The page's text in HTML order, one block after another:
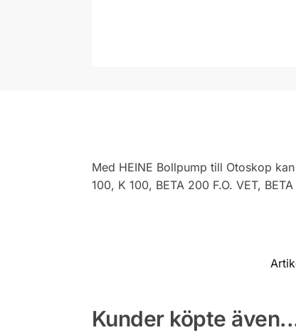
Med HEINE Bollpump till Otoskop
100, K 100, BETA 200 F.O. VET,
Kunder köpte